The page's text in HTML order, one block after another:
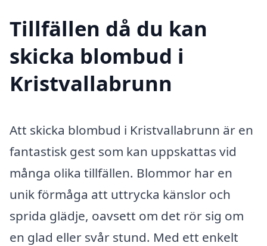
Tillfällen då du kan
skicka blombud i
Kristvallabrunn
Att skicka blombud i Kristvallabrunn är en
fantastisk gest som kan uppskattas vid
många olika tillfällen. Blommor har en
unik förmåga att uttrycka känslor och
sprida glädje, oavsett om det rör sig om
en glad eller svår stund. Med ett enkelt